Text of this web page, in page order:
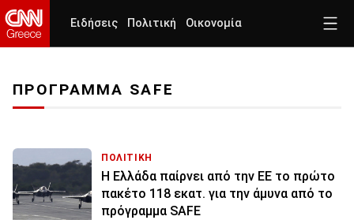
Ειδήσεις Πολιτική Οικονομία
ΠΡΟΓΡΑΜΜΑ SAFE
ΠΟΛΙΤΙΚΗ
Η Ελλάδα παίρνει από την ΕΕ το πρώτο
πακέτο 118 εκατ. για την άμυνα από το
πρόγραμμα SAFE